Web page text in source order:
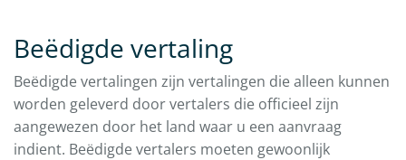
Beëdigde vertaling
Beëdigde vertalingen zijn vertalingen die alleen kunnen
worden geleverd door vertalers die officieel zijn
aangewezen door het land waar u een aanvraag
indient. Beëdigde vertalers moeten gewoonlijk